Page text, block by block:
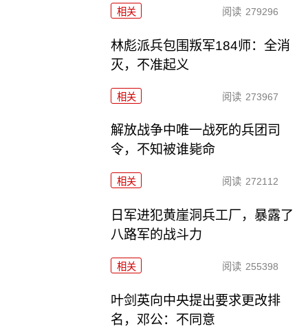
相关 阅读 279296
林彪派兵包围叛军184师：全消
灭，不准起义
相关 阅读 273967
解放战争中唯一战死的兵团司
令，不知被谁毙命
相关 阅读 272112
日军进犯黄崖洞兵工厂，暴露了
八路军的战斗力
相关 阅读 255398
叶剑英向中央提出要求更改排
名，邓公：不同意